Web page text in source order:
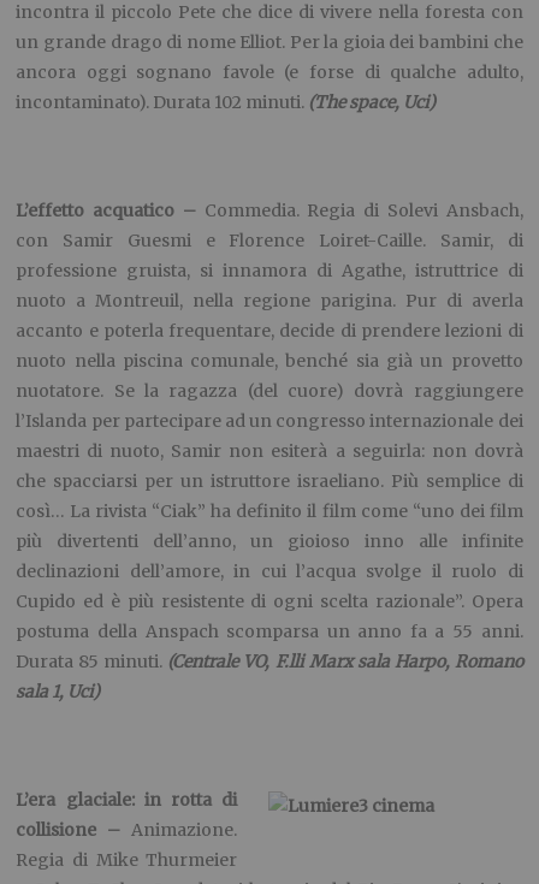
incontra il piccolo Pete che dice di vivere nella foresta con
un grande drago di nome Elliot. Per la gioia dei bambini che
ancora oggi sognano favole (e forse di qualche adulto,
incontaminato). Durata 102 minuti. (The space, Uci)
L’effetto acquatico – Commedia. Regia di Solevi Ansbach,
con Samir Guesmi e Florence Loiret-Caille. Samir, di
professione gruista, si innamora di Agathe, istruttrice di
nuoto a Montreuil, nella regione parigina. Pur di averla
accanto e poterla frequentare, decide di prendere lezioni di
nuoto nella piscina comunale, benché sia già un provetto
nuotatore. Se la ragazza (del cuore) dovrà raggiungere
l’Islanda per partecipare ad un congresso internazionale dei
maestri di nuoto, Samir non esiterà a seguirla: non dovrà
che spacciarsi per un istruttore israeliano. Più semplice di
così… La rivista “Ciak” ha definito il film come “uno dei film
più divertenti dell’anno, un gioioso inno alle infinite
declinazioni dell’amore, in cui l’acqua svolge il ruolo di
Cupido ed è più resistente di ogni scelta razionale”. Opera
postuma della Anspach scomparsa un anno fa a 55 anni.
Durata 85 minuti. (Centrale VO, F.lli Marx sala Harpo, Romano
sala 1, Uci)
L’era glaciale: in rotta di
collisione –Animazione.
Regia di Mike Thurmeier